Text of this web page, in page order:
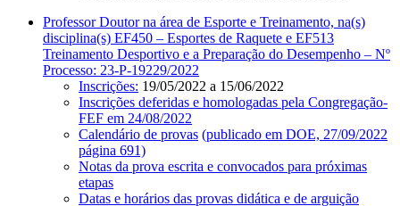
Professor Doutor na área de Esporte e Treinamento, na(s)
disciplina(s) EF450 – Esportes de Raquete e EF513
Treinamento Desportivo e a Preparação do Desempenho – Nº
Processo: 23-P-19229/2022
Inscrições: 19/05/2022 a 15/06/2022
Inscrições deferidas e homologadas pela Congregação-
FEF em 24/08/2022
Calendário de provas (publicado em DOE, 27/09/2022
página 691)
Notas da prova escrita e convocados para próximas
etapas
Datas e horários das provas didática e de arguição